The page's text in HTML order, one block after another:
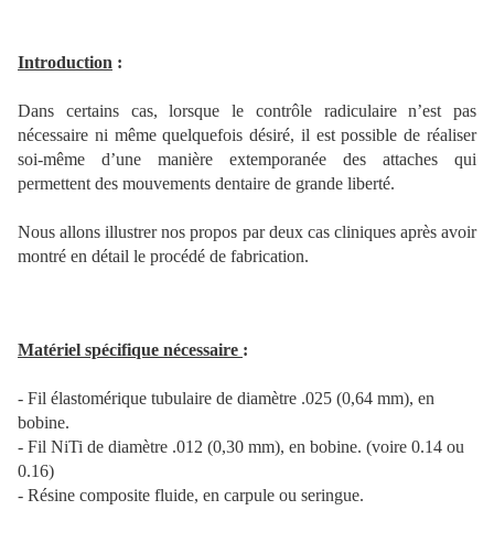
Introduction :
Dans certains cas, lorsque le contrôle radiculaire n’est pas
nécessaire ni même quelquefois désiré, il est possible de réaliser
soi-même d’une manière extemporanée des attaches qui
permettent des mouvements dentaire de grande liberté.
Nous allons illustrer nos propos par deux cas cliniques après avoir
montré en détail le procédé de fabrication.
Matériel spécifique nécessaire :
- Fil élastomérique tubulaire de diamètre .025 (0,64 mm), en
bobine.
- Fil NiTi de diamètre .012 (0,30 mm), en bobine. (voire 0.14 ou
0.16)
- Résine composite fluide, en carpule ou seringue.